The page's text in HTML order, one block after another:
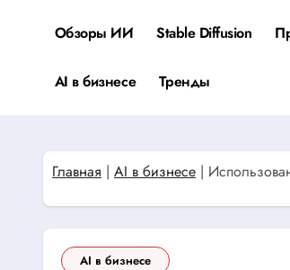
Обзоры ИИ Stable Diffusion
AI в бизнесе Тренды
Главная | AI в бизнесе |
AI в бизнесе